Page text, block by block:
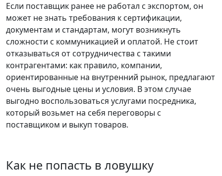
Если поставщик ранее не работал с экспортом, он
может не знать требования к сертификации,
документам и стандартам, могут возникнуть
сложности с коммуникацией и оплатой. Не стоит
отказываться от сотрудничества с такими
контрагентами: как правило, компании,
ориентированные на внутренний рынок, предлагают
очень выгодные цены и условия. В этом случае
выгодно воспользоваться услугами посредника,
который возьмет на себя переговоры с
поставщиком и выкуп товаров.
Как не попасть в ловушку